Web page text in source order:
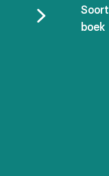
Soort
boek